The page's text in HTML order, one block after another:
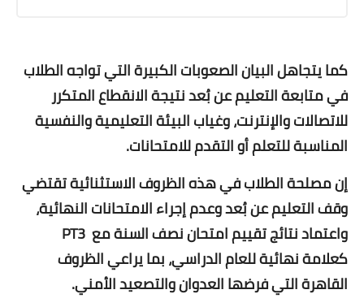
كما يتجاهل البيان الصعوبات الكبيرة التي تواجه الطلاب
في متابعة التعليم عن بُعد نتيجة الانقطاع المتكرر
للاتصالات والإنترنت، وغياب البيئة التعليمية والنفسية
المناسبة للتعلم أو التقدم للامتحانات.
إن مصلحة الطلاب في هذه الظروف الاستثنائية تقتضي
وقف التعليم عن بُعد وعدم إجراء الامتحانات النهائية،
واعتماد نتائج تقييم امتحان نصف السنة مع PT3
كعلامة نهائية للعام الدراسي، بما يراعي الظروف
القاهرة التي فرضها العدوان والتصعيد الأمني.